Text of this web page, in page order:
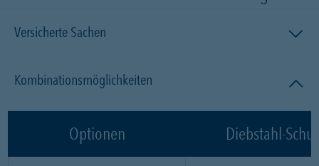
Versicherte Sachen
Kombinationsmöglichkeiten
Optionen Diebstahl-